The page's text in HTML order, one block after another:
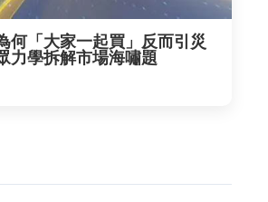
何「大家一起買」反而引災
學拆解市場海嘯題